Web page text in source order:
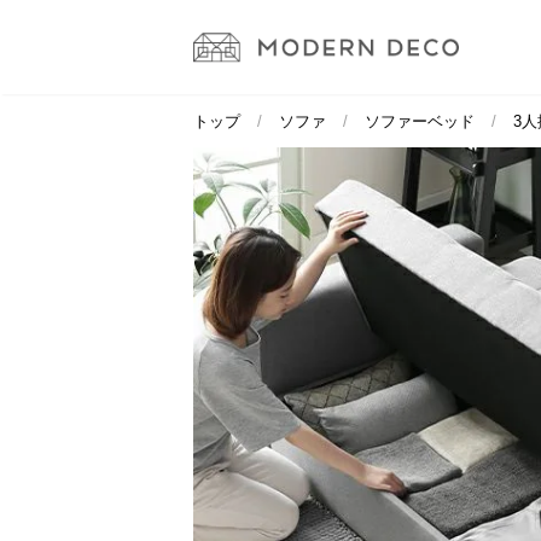
トップ ソファ ソファーベッド 3人